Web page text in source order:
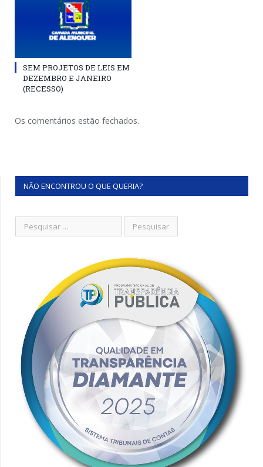
SEM PROJETOS DE LEIS EM
DEZEMBRO E JANEIRO
(RECESSO)
Os comentários estão fechados.
NÃO ENCONTROU O QUE QUERIA?